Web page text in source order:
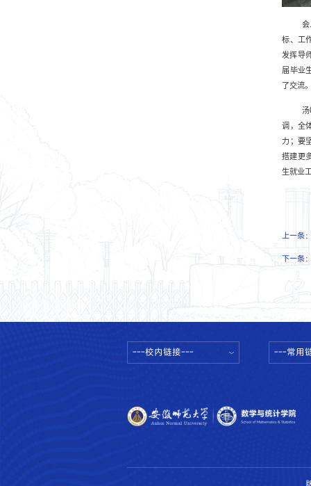
会
标、工
发挥导
届毕业
了交流。
汤
调，全
力；要
搭建更
生就业
上一条
下一条
---校内链接--- ---常用